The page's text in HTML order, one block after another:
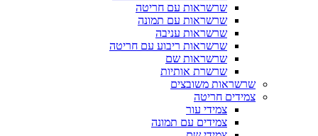
שרשראות עם חריטה
שרשראות עם תמונה
שרשראות עניבה
שרשראות ריבוע עם חריטה
שרשראות שם
שרשרת אותיות
שרשראות משובצים
צמידים חריטה
צמידי עור
צמידים עם תמונה